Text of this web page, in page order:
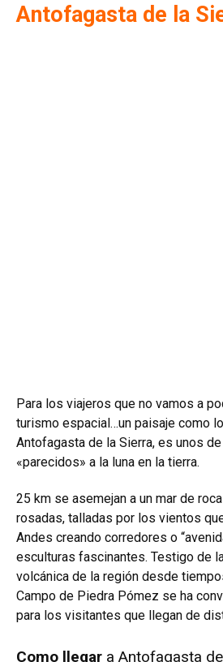
Antofagasta de la
Para los viajeros que no vamos a
turismo espacial…un paisaje como
Antofagasta de la Sierra, es unos
«parecidos» a la luna en la tierra.
25 km se asemejan a un mar de
rosadas, talladas por los vientos
Andes creando corredores o
esculturas fascinantes. Testigo de
volcánica de la región desde
Campo de Piedra Pómez se ha
para los visitantes que llegan de
Como llegar a Antofagasta